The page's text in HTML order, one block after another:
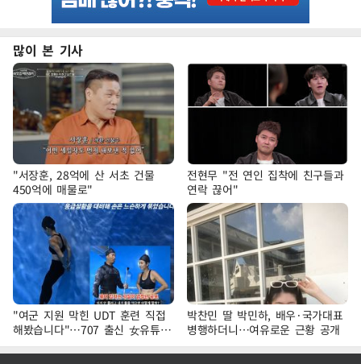
많이 본 기사
"서장훈, 28억에 산 서초 건물
450억에 매물로"
전현무 "전 연인 집착에 친구들과
연락 끊어"
"여군 지원 막힌 UDT 훈련 직접
해봤습니다"…707 출신 女유튜버
'완벽 소화'
박찬민 딸 박민하, 배우·국가대표
병행하더니…여유로운 근황 공개